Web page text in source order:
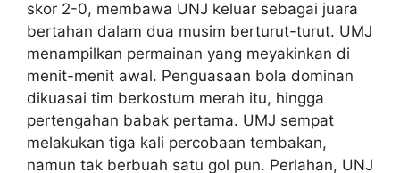
skor 2-0, membawa UNJ keluar sebagai juara
bertahan dalam dua musim berturut-turut. UMJ
menampilkan permainan yang meyakinkan di
menit-menit awal. Penguasaan bola dominan
dikuasai tim berkostum merah itu, hingga
pertengahan babak pertama. UMJ sempat
melakukan tiga kali percobaan tembakan,
namun tak berbuah satu gol pun. Perlahan, UNJ